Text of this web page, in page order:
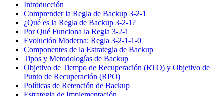
Introducción
Comprender la Regla de Backup 3-2-1
¿Qué es la Regla de Backup 3-2-1?
Por Qué Funciona la Regla 3-2-1
Evolución Moderna: Regla 3-2-1-1-0
Componentes de la Estrategia de Backup
Tipos y Metodologías de Backup
Objetivo de Tiempo de Recuperación (RTO) y Objetivo de
Punto de Recuperación (RPO)
Políticas de Retención de Backup